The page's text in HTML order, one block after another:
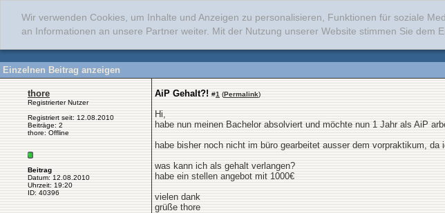
Wir verwenden Cookies, um Inhalte und Anzeigen zu personalisieren, Funktionen für soziale
an Informationen an unsere Partner weiter. Mit der Nutzung unserer Website stimmen Sie dem
Einzelnen Beitrag anzeigen
thore
Registrierter Nutzer
Registriert seit: 12.08.2010
Beiträge: 2
thore: Offline
Beitrag
Datum: 12.08.2010
Uhrzeit: 19:20
ID: 40396
AiP Gehalt?! #1 (Permalink)
Hi,
habe nun meinen Bachelor absolviert und möchte nun 1 Jahr als AiP
habe bisher noch nicht im büro gearbeitet ausser dem vorpraktikum,
was kann ich als gehalt verlangen?
habe ein stellen angebot mit 1000€
vielen dank
grüße thore